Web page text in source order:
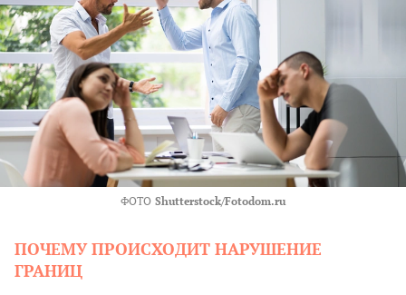
ФОТО Shutterstock/Fotodom.ru
ПОЧЕМУ ПРОИСХОДИТ НАРУШЕНИЕ
ГРАНИЦ